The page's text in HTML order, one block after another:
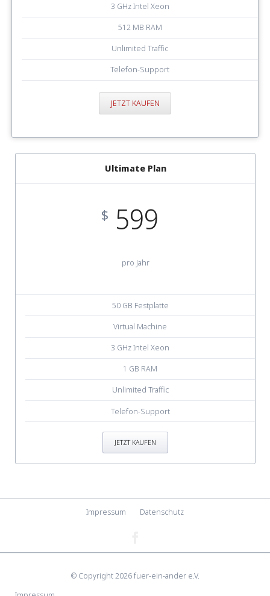
3 GHz Intel Xeon
512 MB RAM
Unlimited Traffic
Telefon-Support
JETZT KAUFEN
Ultimate Plan
$ 599
pro Jahr
50 GB Festplatte
Virtual Machine
3 GHz Intel Xeon
1 GB RAM
Unlimited Traffic
Telefon-Support
JETZT KAUFEN
Navigation
überspringen
Impressum Datenschutz
© Copyright 2026 fuer-ein-ander e.V.